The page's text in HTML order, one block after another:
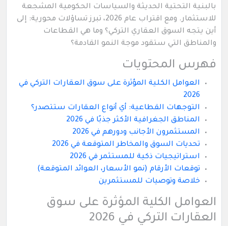
بالبنية التحتية الحديثة والسياسات الحكومية المشجعة
للاستثمار. ومع اقتراب عام 2026، تبرز تساؤلات محورية: إلى
أين يتجه السوق العقاري التركي؟ وما هي القطاعات
والمناطق التي ستقود موجة النمو القادمة؟
فهرس المحتويات
العوامل الكلية المؤثرة على سوق العقارات التركي في
2026
التوجهات القطاعية: أي أنواع العقارات ستتصدر؟
المناطق الجغرافية الأكثر جذبًا في 2026
المستثمرون الأجانب ودورهم في 2026
تحديات السوق والمخاطر المتوقعة في 2026
استراتيجيات ذكية للمستثمر في 2026
توقعات الأرقام (نمو الأسعار، العوائد المتوقعة)
خلاصة وتوصيات للمستثمرين
العوامل الكلية المؤثرة على سوق
العقارات التركي في 2026